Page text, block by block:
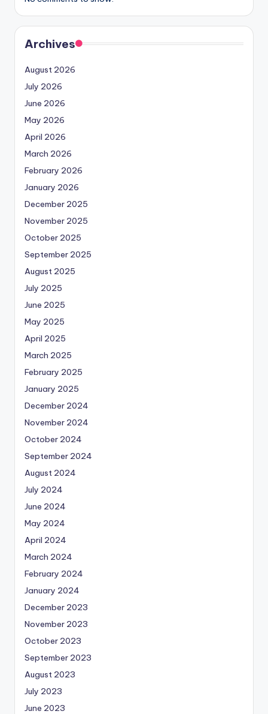
Archives
August 2026
July 2026
June 2026
May 2026
April 2026
March 2026
February 2026
January 2026
December 2025
November 2025
October 2025
September 2025
August 2025
July 2025
June 2025
May 2025
April 2025
March 2025
February 2025
January 2025
December 2024
November 2024
October 2024
September 2024
August 2024
July 2024
June 2024
May 2024
April 2024
March 2024
February 2024
January 2024
December 2023
November 2023
October 2023
September 2023
August 2023
July 2023
June 2023